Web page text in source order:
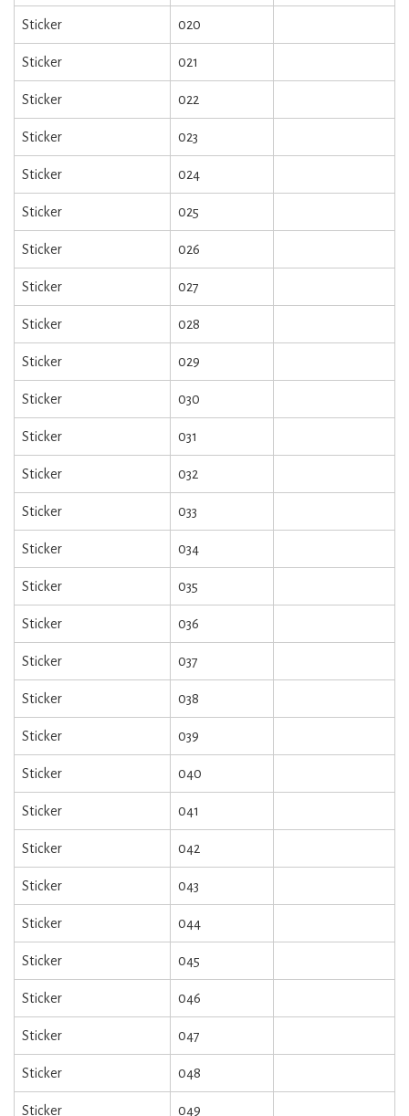
Sticker 020
Sticker 021
Sticker 022
Sticker 023
Sticker 024
Sticker 025
Sticker 026
Sticker 027
Sticker 028
Sticker 029
Sticker 030
Sticker 031
Sticker 032
Sticker 033
Sticker 034
Sticker 035
Sticker 036
Sticker 037
Sticker 038
Sticker 039
Sticker 040
Sticker 041
Sticker 042
Sticker 043
Sticker 044
Sticker 045
Sticker 046
Sticker 047
Sticker 048
Sticker 049